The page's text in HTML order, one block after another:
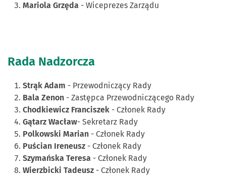
Mariola Grzęda - Wiceprezes Zarządu
Rada Nadzorcza
Strąk Adam - Przewodniczący Rady
Bala Zenon - Zastępca Przewodniczącego Rady
Chodkiewicz Franciszek - Członek Rady
Gątarz Wacław- Sekretarz Rady
Polkowski Marian - Członek Rady
Puścian Ireneusz - Członek Rady
Szymańska Teresa - Członek Rady
Wierzbicki Tadeusz - Członek Rady